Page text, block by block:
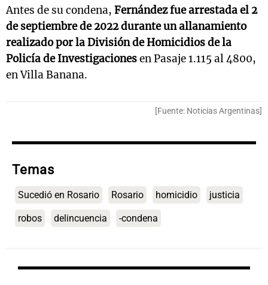
Antes de su condena, Fernández fue arrestada el 2
de septiembre de 2022 durante un allanamiento
realizado por la División de Homicidios de la
Policía de Investigacionesen Pasaje 1.115 al 4800,
en Villa Banana.
[Fuente: Noticias Argentinas]
Temas
Sucedió en Rosario Rosario homicidio justicia
robos delincuencia -condena